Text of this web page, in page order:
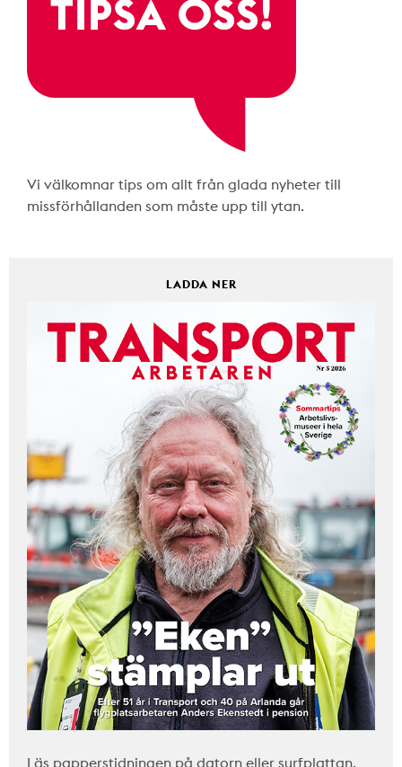
Vi välkomnar tips om allt från glada nyheter till
missförhållanden som måste upp till ytan.
LADDA NER
Läs papperstidningen på datorn eller surfplattan.